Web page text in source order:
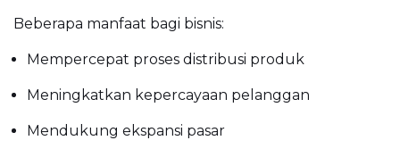
Beberapa manfaat bagi bisnis:
Mempercepat proses distribusi produk
Meningkatkan kepercayaan pelanggan
Mendukung ekspansi pasar